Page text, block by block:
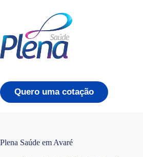
conteúdo
Quero uma cotação
Plena Saúde em Avaré